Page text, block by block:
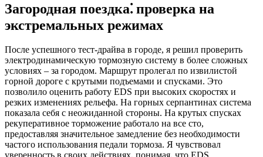
Загородная поездка⁚ проверка на
экстремальных режимах
После успешного тест-драйва в городе, я решил проверить
электродинамическую тормозную систему в более сложных
условиях – за городом. Маршрут пролегал по извилистой
горной дороге с крутыми подъемами и спусками. Это
позволило оценить работу EDS при высоких скоростях и
резких изменениях рельефа. На горных серпантинах система
показала себя с неожиданной стороны. На крутых спусках
рекуперативное торможение работало на все сто,
предоставляя значительное замедление без необходимости
частого использования педали тормоза. Я чувствовал